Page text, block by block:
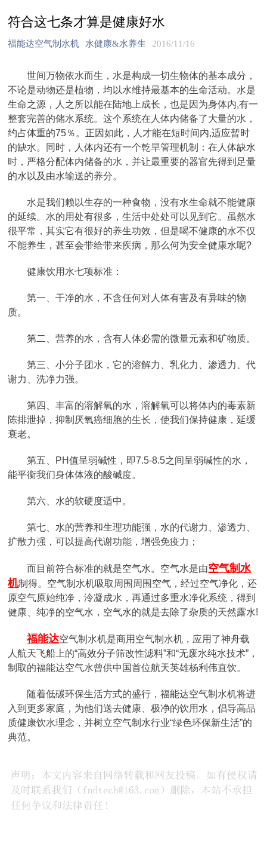
符合这七条才算是健康好水
福能达空气制水机 水健康&水养生 2016/11/16
世间万物依水而生，水是构成一切生物体的基本成分，
不论是动物还是植物，均以水维持最基本的生命活动。水是
生命之源，人之所以能在陆地上成长，也是因为身体内,有一
整套完善的储水系统。这个系统在人体内储备了大量的水，
约占体重的75％。正因如此，人才能在短时间内,适应暂时
的缺水。同时，人体内还有一个乾旱管理机制：在人体缺水
时，严格分配体内储备的水，并让最重要的器官先得到足量
的水以及由水输送的养分。
水是我们赖以生存的一种食物，没有水生命就不能健康
的延续。水的用处有很多，生活中处处可以见到它。虽然水
很平常，其实它有很好的养生功效，但是喝不健康的水不仅
不能养生，甚至会带给带来疾病，那么何为安全健康水呢?
健康饮用水七项标准：
第一、干净的水，不含任何对人体有害及有异味的物
质。
第二、营养的水，含有人体必需的微量元素和矿物质。
第三、小分子团水，它的溶解力、乳化力、渗透力、代
谢力、洗净力强。
第四、丰富的溶解氧的水，溶解氧可以将体内的毒素新
陈排泄掉，抑制厌氧癌细胞的生长，使我们保持健康，延缓
衰老。
第五、PH值呈弱碱性，即7.5-8.5之间呈弱碱性的水，
能平衡我们身体体液的酸碱度。
第六、水的软硬度适中。
第七、水的营养和生理功能强，水的代谢力、渗透力、
扩散力强，可以提高代谢功能，增强免疫力；
而目前符合标准的就是空气水。空气水是由空气制水
机制得。空气制水机吸取周围周围空气，经过空气净化，还
原空气原始纯净，泠凝成水，再通过多重水净化系统，得到
健康、纯净的空气水，空气水的就是去除了杂质的天然露水!
福能达空气制水机是商用空气制水机，应用了神舟载
人航天飞船上的“高效分子筛改性滤料”和“无废水纯水技术”，
制取的福能达空气水曾供中国首位航天英雄杨利伟直饮。
随着低碳环保生活方式的盛行，福能达空气制水机将进
入到更多家庭，为他们送去健康、极净的饮用水，倡导高品
质健康饮水理念，并树立空气制水行业“绿色环保新生活”的
典范。